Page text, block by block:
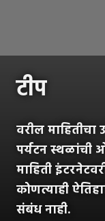
टीप
वरील
पर्यटन
माहिती
कोणत्याही
संबंध नाही.